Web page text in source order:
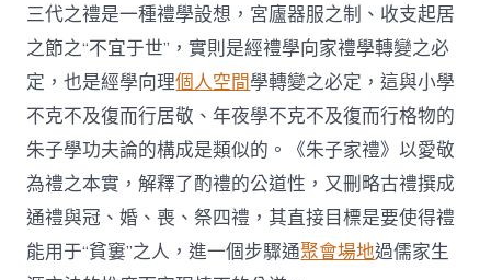
三代之禮是一種禮學設想，宮廬器服之制、收支起居
之節之“不宜于世”，實則是經禮學向家禮學轉變之必
定，也是經學向理個人空間學轉變之必定，這與小學
不克不及復而行居敬、年夜學不克不及復而行格物的
朱子學功夫論的構成是類似的。《朱子家禮》以愛敬
為禮之本實，解釋了酌禮的公道性，又刪略古禮撰成
通禮與冠、婚、喪、祭四禮，其直接目標是要使得禮
能用于“貧窶”之人，進一個步驟通聚會場地過儒家生